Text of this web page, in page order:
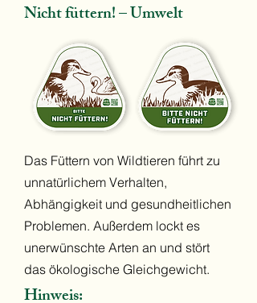
Nicht füttern! – Umwelt
Das Füttern von Wildtieren führt zu
unnatürlichem Verhalten,
Abhängigkeit und gesundheitlichen
Problemen. Außerdem lockt es
unerwünschte Arten an und stört
das ökologische Gleichgewicht.
Hinweis: